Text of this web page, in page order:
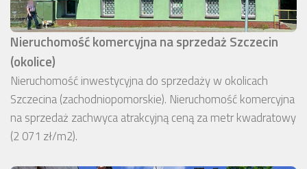
Nieruchomość komercyjna na sprzedaż Szczecin
(okolice)
Nieruchomość inwestycyjna do sprzedaży w okolicach
Szczecina (zachodniopomorskie). Nieruchomość komercyjna
na sprzedaż zachwyca atrakcyjną ceną za metr kwadratowy
(2 071 zł/m2).